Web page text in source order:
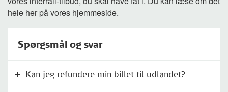
hele her på vores hjemmeside.
Spørgsmål og svar
Kan jeg refundere min billet til udlandet?